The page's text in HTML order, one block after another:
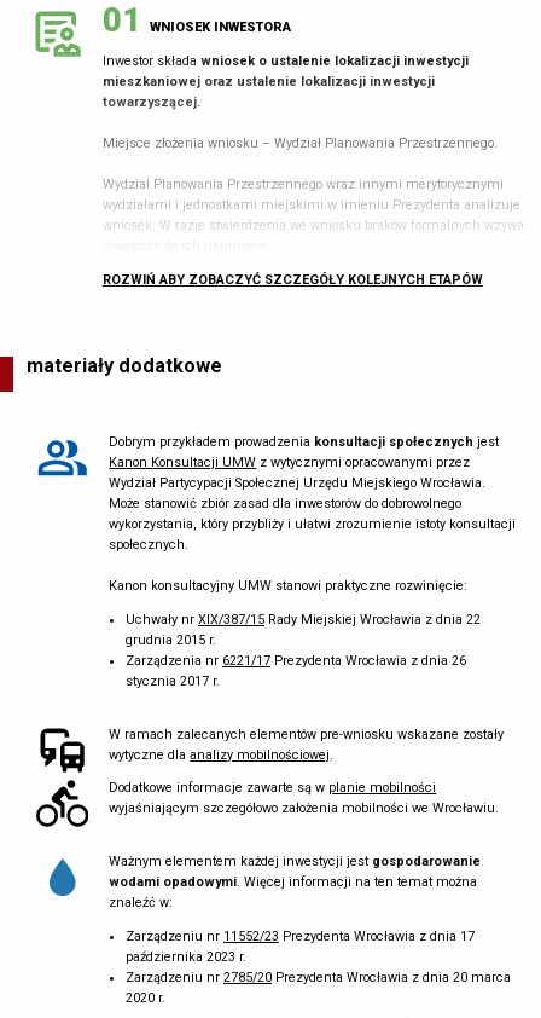
2024 r.
01 WNIOSEK INWESTORA
Inwestor składa wniosek o ustalenie lokalizacji inwestycji
mieszkaniowej oraz ustalenie lokalizacji inwestycji
towarzyszącej.
Miejsce złożenia wniosku – Wydział Planowania Przestrzennego.
Wydział Planowania Przestrzennego wraz innymi merytorycznymi
wydziałami i jednostkami miejskimi w imieniu Prezydenta analizuje
wniosek. W razie stwierdzenia we wniosku braków formalnych wzywa
Prezydent Wrocławia maksymalnie w ciągu3 dniod dnia złożenia
Uwagi do wniosku można składać przez
02OPINIOWANIE / UZGADNIANIE
Skierowanie wniosku do opiniowania i uzgadniania – wyznaczone
ustawowo instytucje mają
03SKIEROWANIE NA SESJĘ *
Rada Miejska Wrocławia podejmuje uchwałę o ustaleniu lub
kompletnego wniosku na BIP.
Rada Miejska Wrocławia może w
podjąć powyższą uchwałę w ciągu90 dniod dnia publikacji
kompletnego wniosku na BIP.
Przed podjęciem uchwały lokalizacyjnejRada Miejska Wrocławia
podejmuje uchwałę wyrażającą zgodę, aby Prezydent mógł podpisać
dotyczące zakresu inwestycji towarzyszących.
Porozumienie musi zostać podpisane
najpóźniej 5 dni przed
planowaną sesją
, na której Rada Miejska Wrocławia podejmuje
ROZWIŃ ABY ZOBACZYĆ SZCZEGÓŁY KOLEJNYCH ETAPÓW
materiały dodatkowe
Dobrym przykładem prowadzenia konsultacji społecznych jest
Kanon Konsultacji UMW z wytycznymi opracowanymi przez
Wydział Partycypacji Społecznej Urzędu Miejskiego Wrocławia.
Może stanowić zbiór zasad dla inwestorów do dobrowolnego
wykorzystania, który przybliży i ułatwi zrozumienie istoty konsultacji
społecznych.
Kanon konsultacyjny UMW stanowi praktyczne rozwinięcie:
Uchwały nr XIX/387/15 Rady Miejskiej Wrocławia z dnia 22
grudnia 2015 r.
Zarządzenia nr 6221/17 Prezydenta Wrocławia z dnia 26
stycznia 2017 r.
W ramach zalecanych elementów pre-wniosku wskazane zostały
wytyczne dlaanalizy mobilnościowej
Dodatkowe informacje zawarte są w planie mobilności
wyjaśniającym szczegółowo założenia mobilności we Wrocławiu.
Ważnym elementem każdej inwestycji jest gospodarowanie
wodami opadowymi. Więcej informacji na ten temat można
znaleźć w:
Zarządzeniu nr 11552/23 Prezydenta Wrocławia z dnia 17
października 2023 r.
Zarządzeniu nr2785/20 Prezydenta Wrocławia z dnia 20 marca
2020 r.